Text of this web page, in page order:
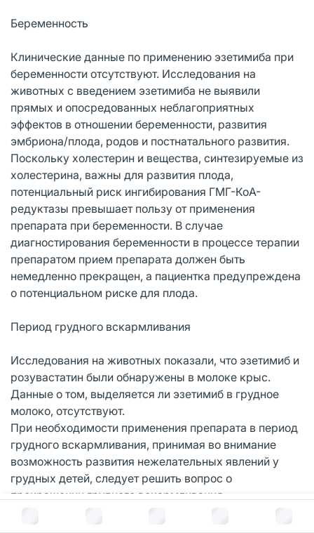
В корзину за руб.
Беременность
Клинические данные по применению эзетимиба при
беременности отсутствуют. Исследования на
животных с введением эзетимиба не выявили
прямых и опосредованных неблагоприятных
эффектов в отношении беременности, развития
эмбриона/плода, родов и постнатального развития.
Поскольку холестерин и вещества, синтезируемые из
холестерина, важны для развития плода,
потенциальный риск ингибирования ГМГ-КоА-
редуктазы превышает пользу от применения
препарата при беременности. В случае
диагностирования беременности в процессе терапии
препаратом прием препарата должен быть
немедленно прекращен, а пациентка предупреждена
о потенциальном риске для плода.
Период грудного вскармливания
Исследования на животных показали, что эзетимиб и
розувастатин были обнаружены в молоке крыс.
Данные о том, выделяется ли эзетимиб в грудное
молоко, отсутствуют.
При необходимости применения препарата в период
грудного вскармливания, принимая во внимание
возможность развития нежелательных явлений у
грудных детей, следует решить вопрос о
прекращении грудного вскармливания.
Фертильность